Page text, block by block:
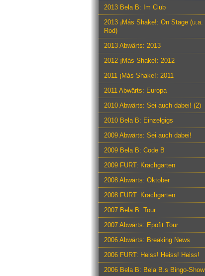
2013 Bela B: Im Club
2013 ¡Más Shake!: On Stage (u.a.
Rod)
2013 Abwärts: 2013
2012 ¡Más Shake!: 2012
2011 ¡Más Shake!: 2011
2011 Abwärts: Europa
2010 Abwärts: Sei auch dabei! (2)
2010 Bela B: Einzelgigs
2009 Abwärts: Sei auch dabei!
2009 Bela B: Code B
2009 FURT: Krachgarten
2008 Abwärts: Oktober
2008 FURT: Krachgarten
2007 Bela B: Tour
2007 Abwärts: Epofit Tour
2006 Abwärts: Breaking News
2006 FURT: Heiss! Heiss! Heiss!
2006 Bela B: Bela B.s Bingo-Show